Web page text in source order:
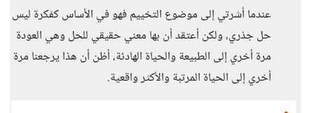
عندما أشرتي إلى موضوع التخييم فهو في الأساس كفكرة ليس
حل جذري، ولكن أعتقد أن بها معني حقيقي للحل وهي العودة
مرة أخري إلى الطبيعة والحياة الهادئة، أظن أن هذا يرجعنا مرة
أخري إلى الحياة المرتبة والأكثر واقعية.